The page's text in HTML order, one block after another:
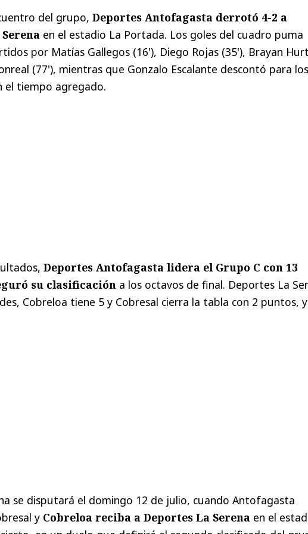
del grupo, Deportes Antofagasta derrotó 4-2 a
en el estadio La Portada. Los goles del cuadro puma
por Matías Gallegos (16'), Diego Rojas (35'), Brayan
(77'), mientras que Gonzalo Escalante descontó para los
el tiempo agregado.
Deportes Antofagasta lidera el Grupo C con 13
su clasificación a los octavos de final. Deportes La
Cobreloa tiene 5 y Cobresal cierra la tabla con 2 puntos,
se disputará el domingo 12 de julio, cuando Antofagasta
y Cobreloa reciba a Deportes La Serena en el